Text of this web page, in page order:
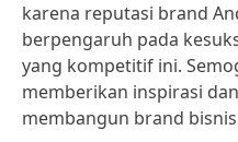
karena reputasi brand
berpengaruh pada
yang kompetitif ini.
memberikan inspirasi
membangun brand